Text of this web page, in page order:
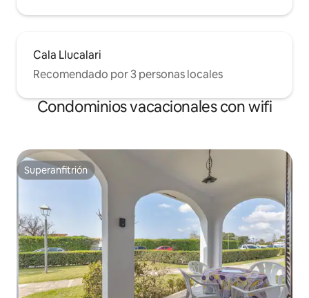
Cala Llucalari
Recomendado por 3 personas locales
Condominios vacacionales con wifi
Superanfitrión
Superanfitrión